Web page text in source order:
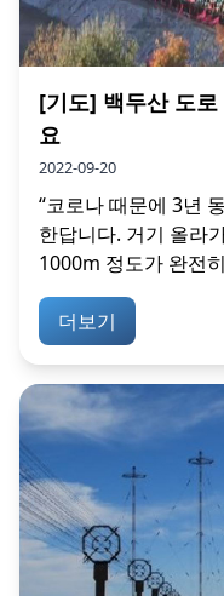
[기도] 백두산 도
요
2022-09-20
“코로나 때문에 3년
한답니다. 거기 올라
1000m 정도가 완전
더보기